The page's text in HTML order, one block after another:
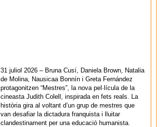
31 juliol 2026 – Bruna Cusí, Daniela Brown, Natalia
de Molina, Nausicaa Bonnín i Greta Fernández
protagonitzen “Mestres”, la nova pel·lícula de la
cineasta Judith Colell, inspirada en fets reals. La
història gira al voltant d’un grup de mestres que
van desafiar la dictadura franquista i lluitar
clandestinament per una educació humanista.